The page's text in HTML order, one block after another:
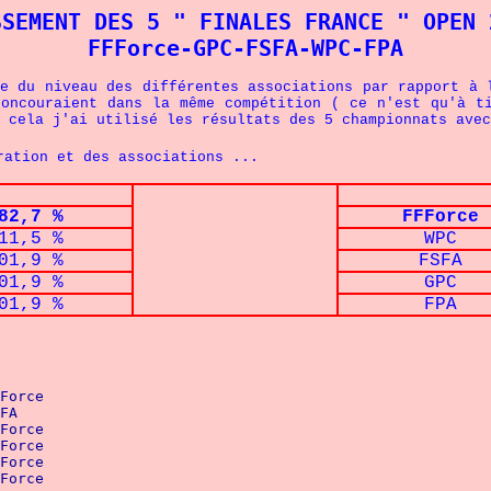
DES 5 " FINALES FRANCE " OPEN
FFForce-GPC-FSFA-WPC-FPA
du niveau des différentes associations par rapport
dans la même compétition ( ce n'est qu'à
j'ai utilisé les résultats des 5 championnats avec
et des associations ...
% FFForce
11,5 % WPC
01,9 % FSFA
01,9 % GPC
01,9 % FPA
:  80   kg	FFForce
Dutrillaux	:  50   kg	FFForce
:  42,5 kg	FFForce
:  37,5 kg	FFForce
Baudron		:  35   kg	FFForce